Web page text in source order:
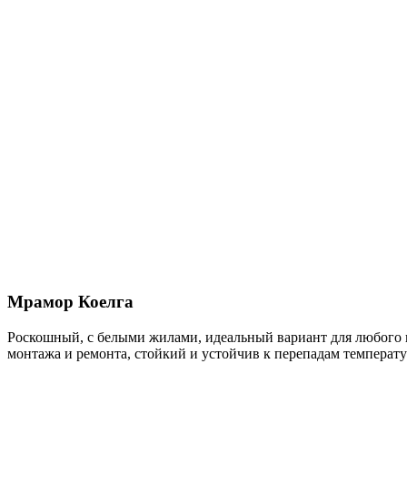
Мрамор Коелга
Роскошный, с белыми жилами, идеальный вариант для любого
монтажа и ремонта, стойкий и устойчив к перепадам